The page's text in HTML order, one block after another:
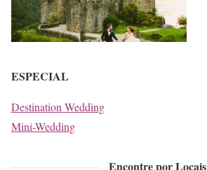
ESPECIAL
Destination Wedding
Mini-Wedding
Encontre por Locais